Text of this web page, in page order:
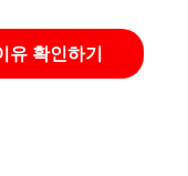
유 확인하기